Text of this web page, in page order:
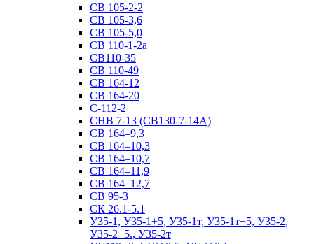
СВ 105-2-2
СВ 105-3,6
СВ 105-5,0
СВ 110-1-2а
СВ110-35
СВ 110-49
СВ 164-12
СВ 164-20
С-112-2
СНВ 7-13 (СВ130-7-14А)
СВ 164–9,3
СВ 164–10,3
СВ 164–10,7
СВ 164–11,9
СВ 164–12,7
СВ 95-3
СК 26.1-5.1
У35-1, У35-1+5, У35-1т, У35-1т+5, У35-2,
У35-2+5., У35-2т